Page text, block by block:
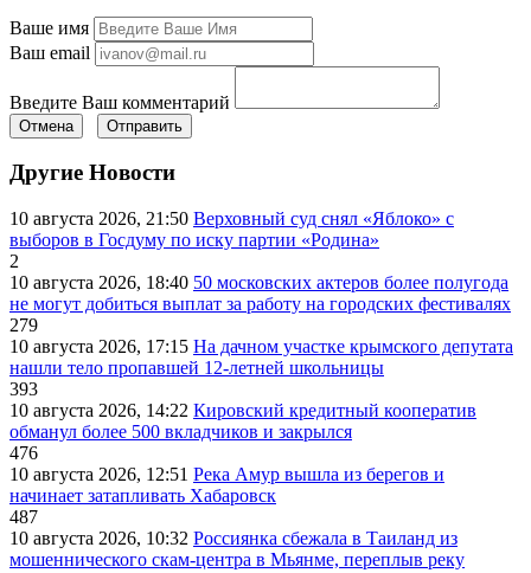
Ваше имя
Ваш email
Введите Ваш комментарий
Отмена Отправить
Другие Новости
10 августа 2026, 21:50 Верховный суд снял «Яблоко» с
выборов в Госдуму по иску партии «Родина»
2
10 августа 2026, 18:40 50 московских актеров более полугода
не могут добиться выплат за работу на городских фестивалях
279
10 августа 2026, 17:15 На дачном участке крымского депутата
нашли тело пропавшей 12-летней школьницы
393
10 августа 2026, 14:22 Кировский кредитный кооператив
обманул более 500 вкладчиков и закрылся
476
10 августа 2026, 12:51 Река Амур вышла из берегов и
начинает затапливать Хабаровск
487
10 августа 2026, 10:32 Россиянка сбежала в Таиланд из
мошеннического скам-центра в Мьянме, переплыв реку